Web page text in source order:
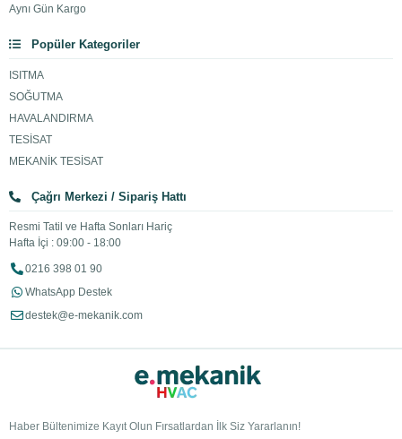
Aynı Gün Kargo
Popüler Kategoriler
ISITMA
SOĞUTMA
HAVALANDIRMA
TESİSAT
MEKANİK TESİSAT
Çağrı Merkezi / Sipariş Hattı
Resmi Tatil ve Hafta Sonları Hariç
Hafta İçi : 09:00 - 18:00
0216 398 01 90
WhatsApp Destek
destek@e-mekanik.com
Haber Bültenimize Kayıt Olun Fırsatlardan İlk Siz Yararlanın!